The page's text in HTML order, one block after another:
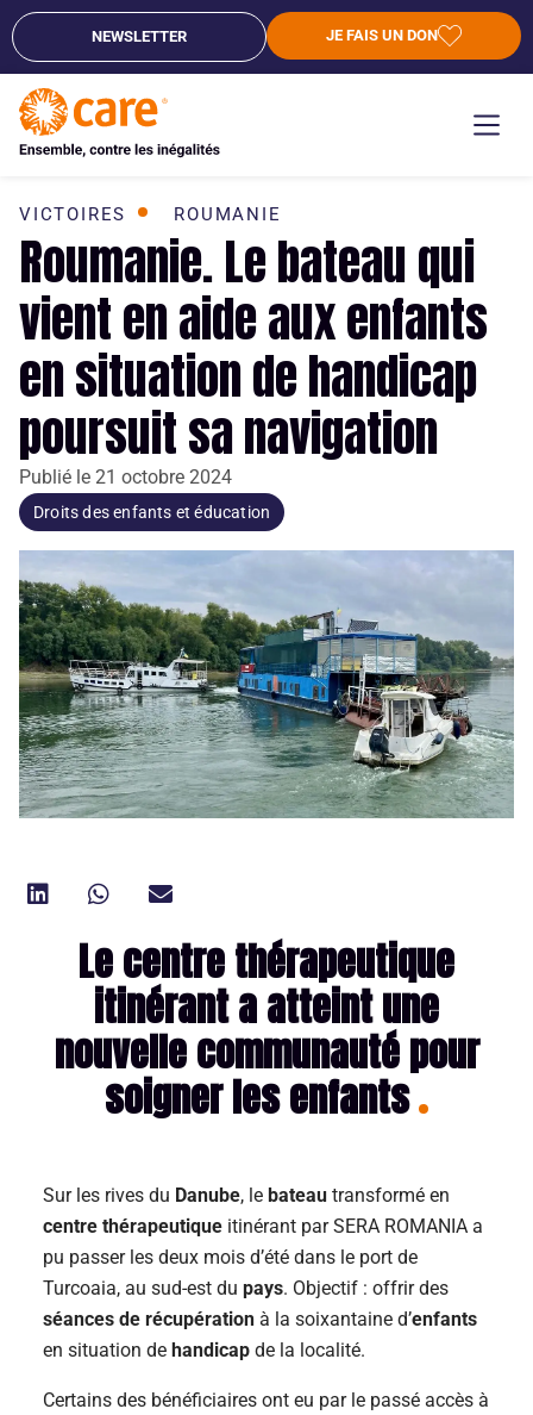
NEWSLETTER JE FAIS UN DON
VICTOIRES ROUMANIE
Roumanie. Le bateau qui
vient en aide aux enfants
en situation de handicap
poursuit sa navigation
Publié le 21 octobre 2024
Droits des enfants et éducation
Le centre thérapeutique
itinérant a atteint une
nouvelle communauté pour
soigner les enfants
Sur les rives du Danube, le bateau transformé en
centre thérapeutique itinérant par SERA ROMANIA a
pu passer les deux mois d’été dans le port de
Turcoaia, au sud-est du pays. Objectif : offrir des
séances de récupération à la soixantaine d’enfants
en situation de handicap de la localité.
Certains des bénéficiaires ont eu par le passé accès à